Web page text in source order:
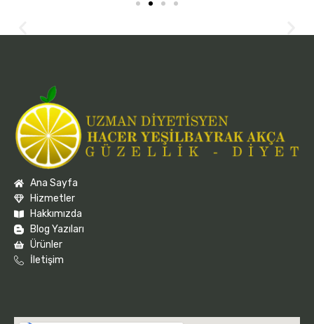
Ana Sayfa
Hizmetler
Hakkımızda
Blog Yazıları
Ürünler
İletişim